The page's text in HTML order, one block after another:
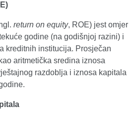
return on equity, ROE) jest omjer
godine (na godišnjoj razini) i
kreditnih institucija. Prosječan
aritmetička sredina iznosa
razdoblja i iznosa kapitala